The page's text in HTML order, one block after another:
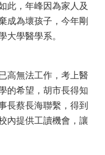
此，年峰因為家人及
成為壞孩子，今年剛
大學醫學系。
無法工作，考上醫
的希望，胡市長得知
長蔡長海聯繫，得到
內提供工讀機會，讓